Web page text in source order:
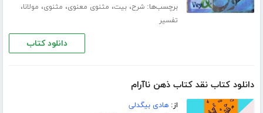
برچسب‌ها:شرح،بیت، مثنوی معنوی، مثنوی، مولانا،
تفسیر
دانلود کتاب
دانلود کتاب نقد کتاب ذهن ناآرام
از:هادی بیگدلی